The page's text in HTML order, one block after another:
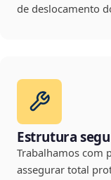
de deslocamento
Estrutura
Trabalhamos com
assegurar total